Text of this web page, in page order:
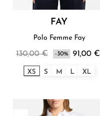
FAY
Polo Femme Fay
130,00 € -30% 91,00 €
XS S M L XL